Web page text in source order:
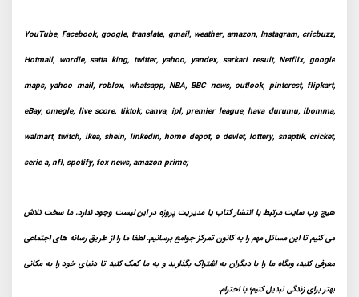
YouTube, Facebook, google, translate, gmail, weather, amazon, Instagram, cricbuzz,
Hotmail, wordle, satta king, twitter, yahoo, yandex, sarkari result, Netflix, google
maps, yahoo mail, roblox, whatsapp, NBA, BBC news, outlook, pinterest, flipkart,
eBay, omegle, live score, tiktok, canva, ipl, premier league, hava durumu, ibomma,
walmart, twitch, ikea, shein, linkedin, home depot, e devlet, lottery, snaptik, cricket,
serie a, nfl, spotify, fox news, amazon prime;
هیچ وب سایت مرتبط با انتشار کتاب یا مدیریت پروژه در این لیست وجود ندارد. ما سخت تلاش
می کنیم تا این مسائل مهم را به کانون تمرکز جوامع برسانیم. لطفا ما را از طریق رسانه های اجتماعی
معرفی کنید، وبگاه ما را با دیگران به اشتراک بگذارید و به ما کمک کنید تا دنیای خود را به مکانی
بهتر برای زندگی تبدیل کنیم؛ با احترام.